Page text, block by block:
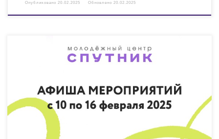
Опубликовано 20.02.2025 Обновлено 20.02.2025
10.02.2025 15:00 Мастер-класс «Прикосновение музыки» Мероприятие
направлено на развитие творческого потенциала детей и молодежи, в
том числе с ОВЗ. КИ «Вера», ул.Гайдара, д. 14 Б https://vk.com/clubveradzr
10.02.2025 15:00 Выставка «Лица в портретах» Мероприятие направлено
на привлечение детей и […]